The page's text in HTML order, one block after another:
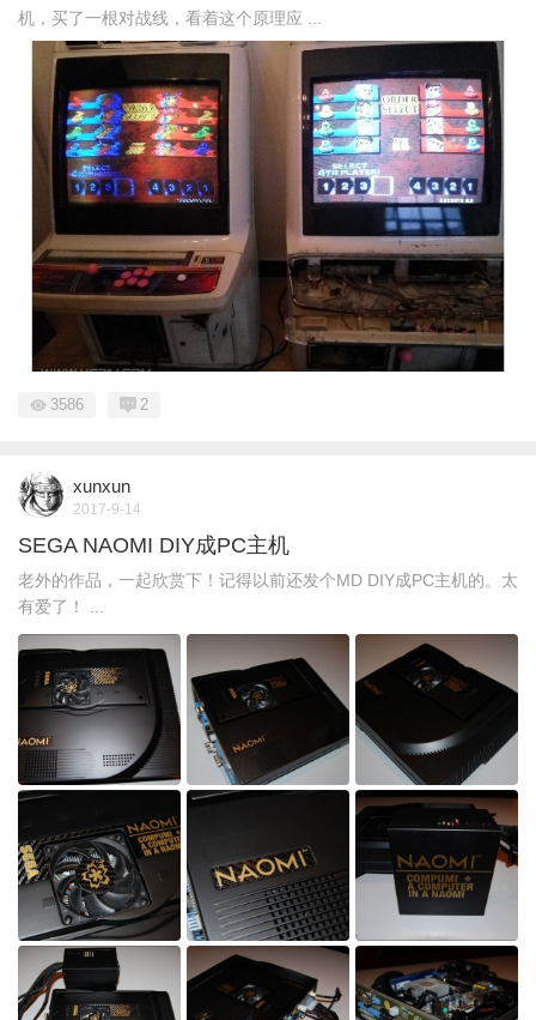
机，买了一根对战线，看着这个原理应 ...
3586 2
xunxun
2017-9-14
SEGA NAOMI DIY成PC主机
老外的作品，一起欣赏下！记得以前还发个MD DIY成PC主机的。太
有爱了！ ...